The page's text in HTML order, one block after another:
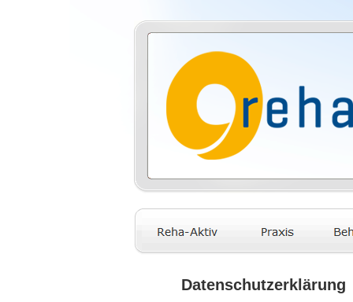
Datenschutzerklärung